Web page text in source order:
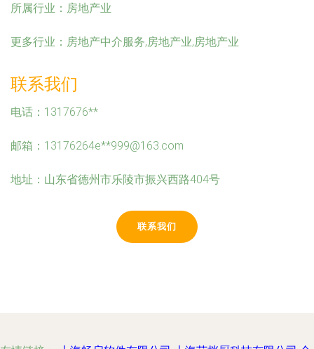
所属行业： 房地产业
更多行业： 房地产中介服务,房地产业,房地产业
联系我们
电话：1317676**
邮箱：13176264e**999@163.com
地址：山东省德州市乐陵市振兴西路404号
联系我们